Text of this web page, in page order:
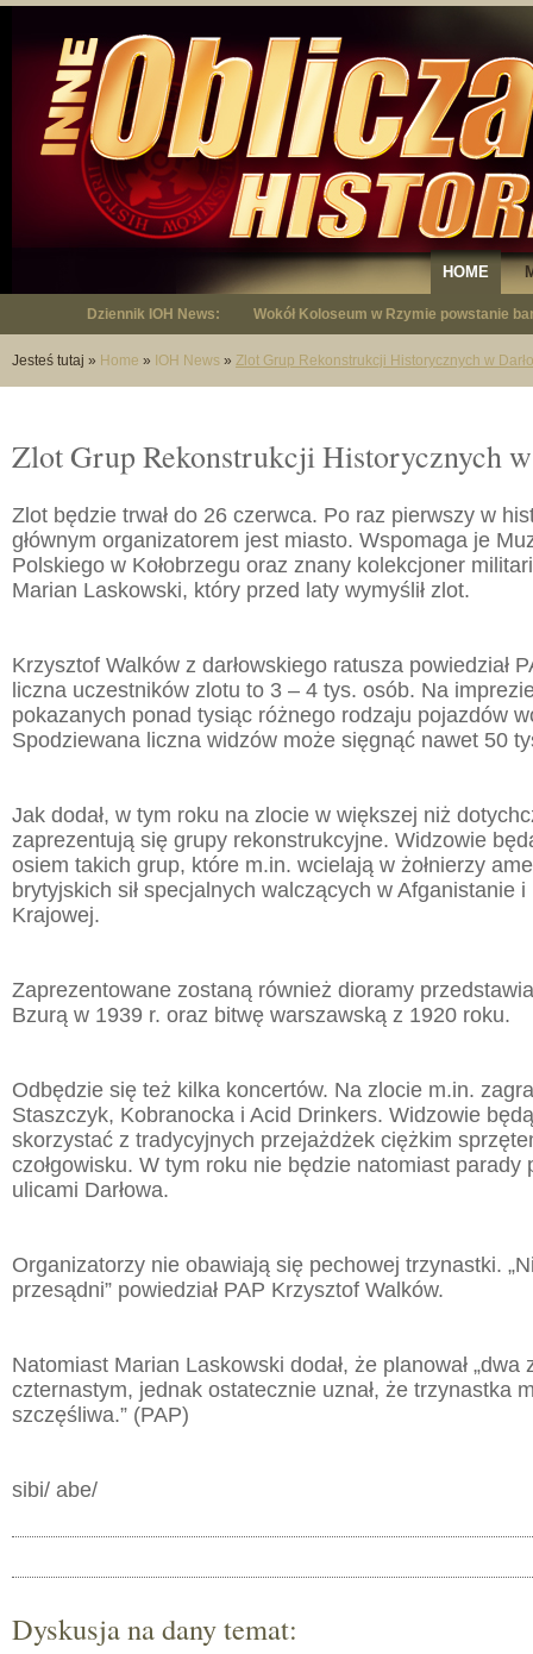
HOME
Dziennik IOH News: Wokół Koloseum w Rzymie powstanie
"Niepodległy - opowieść o Januszu
Jesteś tutaj » Home » IOH News » Zlot Grup Rekonstrukcji Historycznych w
Zlot Grup Rekonstrukcji Historycznych
Zlot będzie trwał do 26 czerwca. Po raz pierwszy w
głównym organizatorem jest miasto. Wspomaga je
Polskiego w Kołobrzegu oraz znany kolekcjoner
Marian Laskowski, który przed laty wymyślił zlot.
Krzysztof Walków z darłowskiego ratusza powiedział
liczna uczestników zlotu to 3 – 4 tys. osób. Na
pokazanych ponad tysiąc różnego rodzaju pojazdów
Spodziewana liczna widzów może sięgnąć nawet 50
Jak dodał, w tym roku na zlocie w większej niż
zaprezentują się grupy rekonstrukcyjne. Widzowie
osiem takich grup, które m.in. wcielają w żołnierzy
brytyjskich sił specjalnych walczących w Afganistanie
Krajowej.
Zaprezentowane zostaną również dioramy
Bzurą w 1939 r. oraz bitwę warszawską z 1920 roku.
Odbędzie się też kilka koncertów. Na zlocie m.in.
Staszczyk, Kobranocka i Acid Drinkers. Widzowie
skorzystać z tradycyjnych przejażdżek ciężkim
czołgowisku. W tym roku nie będzie natomiast parady
ulicami Darłowa.
Organizatorzy nie obawiają się pechowej trzynastki.
przesądni” powiedział PAP Krzysztof Walków.
Natomiast Marian Laskowski dodał, że planował „dwa
czternastym, jednak ostatecznie uznał, że trzynastka
szczęśliwa.” (PAP)
sibi/ abe/
Dyskusja na dany temat: